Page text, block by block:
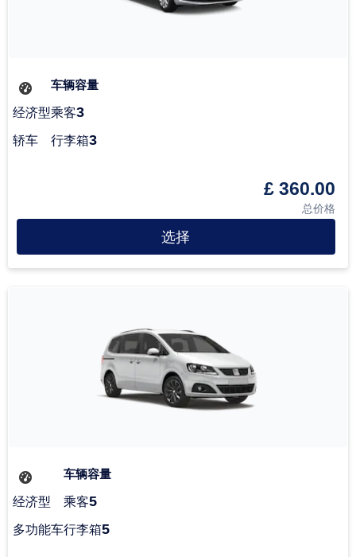
经济型
轿车
车辆容量
乘客3
行李箱3
£ 360.00
总价格
选择
经济型
多功能车
车辆容量
乘客5
行李箱5